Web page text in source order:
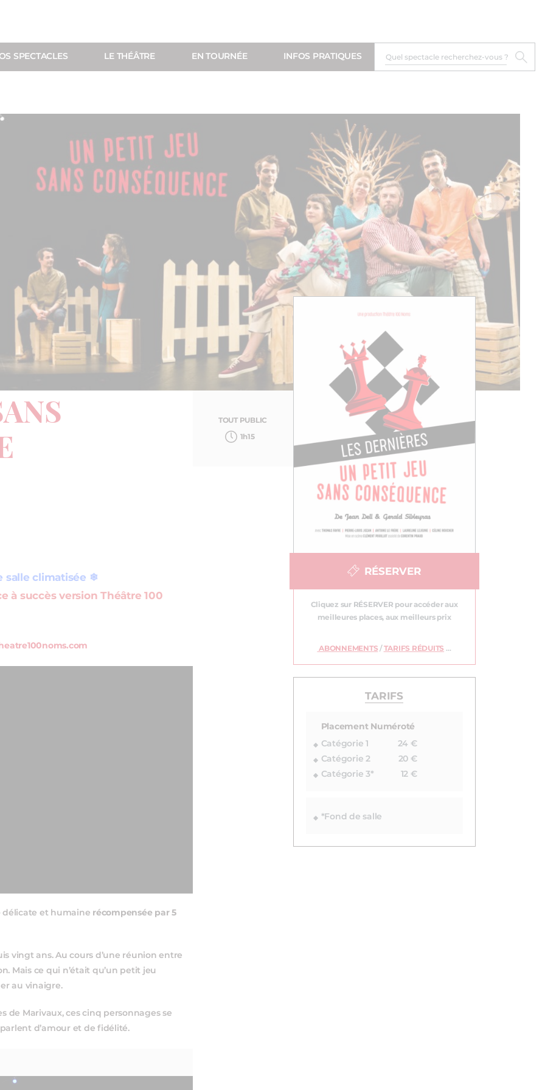
SPECTACLES LE THÉÂTRE EN TOURNÉE INFOS PRATIQUES
salle climatisée ❄
à succès version Théâtre 100
délicate et humaine récompensée par 5
vingt ans. Au cours d’une réunion entre
Mais ce qui n’était qu’un petit jeu
au vinaigre.
de Marivaux, ces cinq personnages se
d’amour et de fidélité.
TOUT PUBLIC
1h15
RÉSERVER
Cliquez sur RÉSERVER pour accéder aux
meilleures places, aux meilleurs prix
ABONNEMENTS / TARIFS RÉDUITS …
TARIFS
Placement Numéroté
Catégorie 1
24 €
Catégorie 2
20 €
Catégorie 3*
12 €
*Fond de salle